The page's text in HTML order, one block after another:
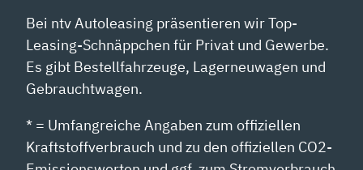
Bei ntv Autoleasing präsentieren wir Top-
Leasing-Schnäppchen für Privat und Gewerbe.
Es gibt Bestellfahrzeuge, Lagerneuwagen und
Gebrauchtwagen.
* = Umfangreiche Angaben zum offiziellen
Kraftstoffverbrauch und zu den offiziellen CO2-